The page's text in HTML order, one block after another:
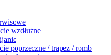
wzdłużne
poprzeczne / trapez / romb